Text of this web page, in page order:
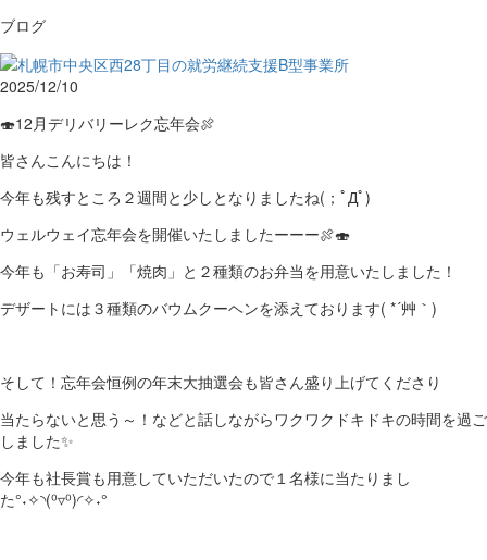
ブログ
2025/12/10
🍣12月デリバリーレク忘年会🍖
皆さんこんにちは！
今年も残すところ２週間と少しとなりましたね(；ﾟДﾟ)
ウェルウェイ忘年会を開催いたしましたーーー🍖🍣
今年も「お寿司」「焼肉」と２種類のお弁当を用意いたしました！
デザートには３種類のバウムクーヘンを添えております( *´艸｀)
そして！忘年会恒例の年末大抽選会も皆さん盛り上げてくださり
当たらないと思う～！などと話しながらワクワクドキドキの時間を過ご
しました✨
今年も社長賞も用意していただいたので１名様に当たりまし
た°˖✧◝(⁰▿⁰)◜✧˖°